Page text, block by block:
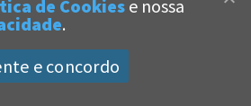
para te ajudar!
de Santos -Política de Privacidade
de Cookies
de Cookiese nossa
.
e concordo